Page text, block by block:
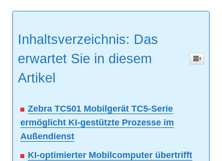
Inhaltsverzeichnis: Das
erwartet Sie in diesem
Artikel
Zebra TC501 Mobilgerät TC5-Serie
ermöglicht KI-gestützte Prozesse im
Außendienst
KI-optimierter Mobilcomputer übertrifft